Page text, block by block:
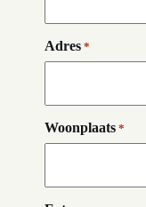
Adres *
Woonplaats *